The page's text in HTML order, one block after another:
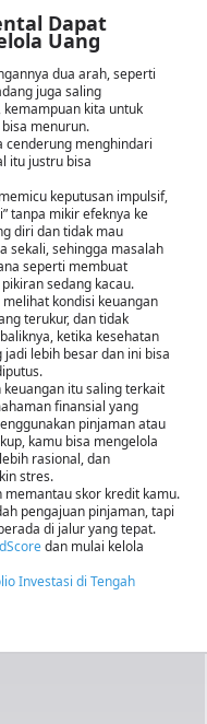
Dapat
Uang
dua arah, seperti
juga saling
kita untuk
menurun.
cenderung menghindari
itu justru bisa
keputusan impulsif,
tanpa mikir efeknya ke
diri dan tidak mau
sekali, sehingga masalah
seperti membuat
sedang kacau.
kondisi keuangan
terukur, dan tidak
ketika kesehatan
lebih besar dan ini bisa
keuangan itu saling terkait
finansial yang
pinjaman atau
kamu bisa mengelola
rasional, dan
stres.
memantau skor kredit kamu.
pengajuan pinjaman, tapi
di jalur yang tepat.
dan mulai kelola
Investasi di Tengah